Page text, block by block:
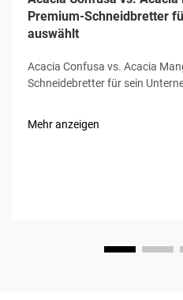
Premium-Schneidbretter
auswählt
Acacia Confusa vs. Acacia
Schneidebretter für sein
Aber nicht alle Akazien sind
Mehr anzeigen